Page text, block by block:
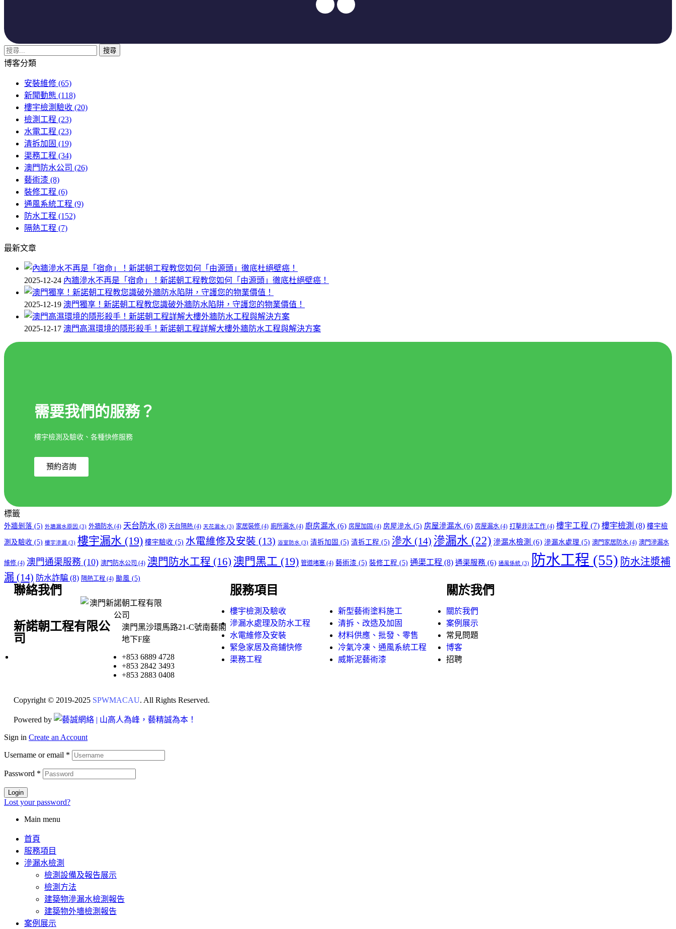
博客分類
安裝維修 (65)
新聞動態 (118)
樓宇檢測驗收 (20)
檢測工程 (23)
水電工程 (23)
清拆加固 (19)
渠務工程 (34)
澳門防水公司 (26)
藝術漆 (8)
裝修工程 (6)
通風系統工程 (9)
防水工程 (152)
隔熱工程 (7)
最新文章
2025-12-24 內牆滲水不再是「宿命」！新諾朝工程教您如何「由源頭」徹底杜絕壁癌！
2025-12-19 澳門獨享！新諾朝工程教您識破外牆防水陷阱，守護您的物業價值！
2025-12-17 澳門高濕環境的隱形殺手！新諾朝工程詳解大樓外牆防水工程與解決方案
需要我們的服務？
樓宇檢測及驗收、各種快修服務
預約咨詢
標籤
外牆剝落 (5) 外牆漏水原因 (3) 外牆防水 (4) 天台防水 (8) 天台隔熱 (4) 天花漏水 (3) 家居裝修 (4) 廁所漏水 (4) 廚房漏水 (6) 房屋加固 (4) 房屋滲水 (5) 房屋滲漏水 (6) 房屋漏水 (4) 打擊非法工作 (4) 樓宇工程 (7) 樓宇檢測 (8) 樓宇檢
測及驗收 (5) 樓宇滲漏 (3) 樓宇漏水 (19) 樓宇驗收 (5) 水電維修及安裝 (13) 浴室防水 (3) 清拆加固 (5) 清拆工程 (5) 滲水 (14) 滲漏水 (22) 滲漏水檢測 (6) 滲漏水處理 (5) 澳門家居防水 (4) 澳門滲漏水
維修 (4) 澳門通渠服務 (10) 澳門防水公司 (4) 澳門防水工程 (16) 澳門黑工 (19) 管道堵塞 (4) 藝術漆 (5) 裝修工程 (5) 通渠工程 (8) 通渠服務 (6) 通風係統 (3) 防水工程 (55) 防水注漿補
漏 (14) 防水詐騙 (8) 隔熱工程 (4) 颱風 (5)
聯絡我們
新諾朝工程有限公
司
澳門黑沙環馬路21-C號南藝閣
地下F座
+853 6889 4728
+853 2842 3493
+853 2883 0408
服務項目
樓宇檢測及驗收
滲漏水處理及防水工程
水電維修及安裝
緊急家居及商鋪快修
渠務工程
新型藝術塗料施工
清拆、改造及加固
材料供應、批發、零售
冷氣冷凍、通風系統工程
威斯泥藝術漆
關於我們
關於我們
案例展示
常見問題
博客
招聘
Copyright © 2019-2025 SPWMACAU. All Rights Reserved.
Powered by
Sign in Create an Account
Username or email *
Password *
Login
Lost your password?
Main menu
首頁
服務項目
滲漏水檢測
檢測設備及報告展示
檢測方法
建築物滲漏水檢測報告
建築物外墻檢測報告
案例展示